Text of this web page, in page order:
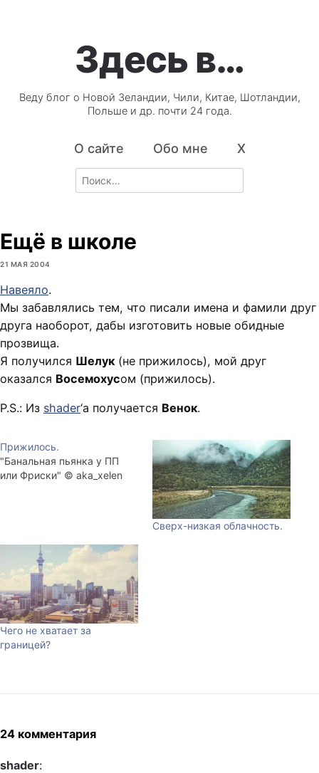
Здесь в…
Веду блог о Новой Зеландии, Чили, Китае, Шотландии,
Польше и др. почти 24 года.
О сайте Обо мне X
Search
for:
Ещё в школе
21 МАЯ 2004
Навеяло.
Мы забавлялись тем, что писали имена и фамили друг
друга наоборот, дабы изготовить новые обидные
прозвища.
Я получился Шелук(не прижилось), мой друг
оказался Восемохусом (прижилось).
P.S.: Из shader‘а получается Венок.
Прижилось.
"Банальная пьянка у ПП
или Фриски" © aka_xelen
Сверх-низкая облачность.
Чего не хватает за
границей?
24 комментария
shader: